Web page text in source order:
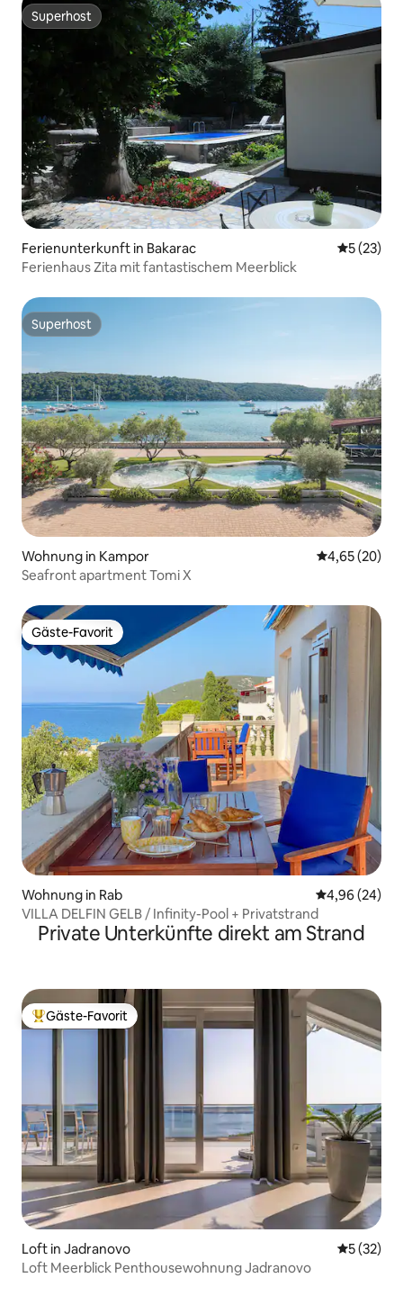
Superhost
Superhost
Ferienunterkunft in Bakarac
5 (23)
Ferienhaus Zita mit fantastischem Meerblick
Superhost
Superhost
Wohnung in Kampor
4,65 (20)
Seafront apartment Tomi X
Gäste-Favorit
Gäste-Favorit
Wohnung in Rab
4,96 (24)
VILLA DELFIN GELB / Infinity-Pool + Privatstrand
Private Unterkünfte direkt am Strand
Beliebter Gäste-Favorit.
Gäste-Favorit
Loft in Jadranovo
5 (32)
Loft Meerblick Penthousewohnung Jadranovo